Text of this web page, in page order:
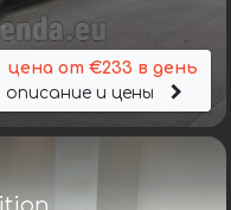
цена от €233 в день
описание и цены